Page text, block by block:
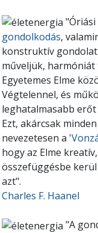
gondolkodás,
konstruktív
műveljük,
Egyetemes Elme
Végtelennel, és
leghatalmasabb erőt
Ezt, akárcsak
nevezetesen a '
hogy az Elme
összefüggésbe
azt".
Charles F. Haanel
"A